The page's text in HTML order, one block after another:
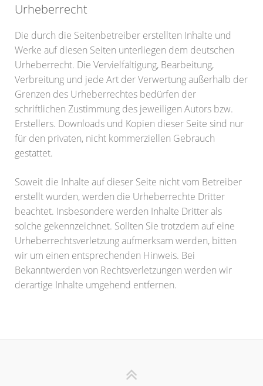
Urheberrecht
Die durch die Seitenbetreiber erstellten Inhalte und
Werke auf diesen Seiten unterliegen dem deutschen
Urheberrecht. Die Vervielfältigung, Bearbeitung,
Verbreitung und jede Art der Verwertung außerhalb der
Grenzen des Urheberrechtes bedürfen der
schriftlichen Zustimmung des jeweiligen Autors bzw.
Erstellers. Downloads und Kopien dieser Seite sind nur
für den privaten, nicht kommerziellen Gebrauch
gestattet.
Soweit die Inhalte auf dieser Seite nicht vom Betreiber
erstellt wurden, werden die Urheberrechte Dritter
beachtet. Insbesondere werden Inhalte Dritter als
solche gekennzeichnet. Sollten Sie trotzdem auf eine
Urheberrechtsverletzung aufmerksam werden, bitten
wir um einen entsprechenden Hinweis. Bei
Bekanntwerden von Rechtsverletzungen werden wir
derartige Inhalte umgehend entfernen.